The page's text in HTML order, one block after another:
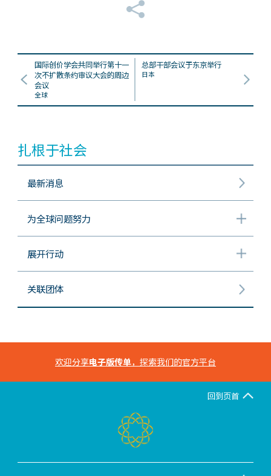
国际创价学会共同举行第十一
次不扩散条约审议大会的周边
会议
全球
总部干部会议于东京举行
日本
扎根于社会
最新消息
为全球问题努力
展开行动
关联团体
欢迎分享电子版传单，探索我们的官方平台
回到页首